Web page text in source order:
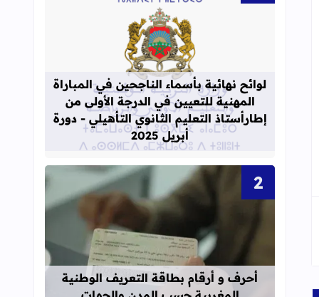
قراءة المزيد عن لوائح نهائية بأسماء
لوائح نهائية بأسماء الناجحين في المباراة
المهنية للتعيين في الدرجة الأولى من
إطارأستاذ التعليم الثانوي التأهيلي - دورة
أبريل 2025
قراءة المزيد عن أحرف و أرقام
أحرف و أرقام بطاقة التعريف الوطنية